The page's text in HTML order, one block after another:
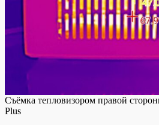
Съёмка тепловизором правой
Plus